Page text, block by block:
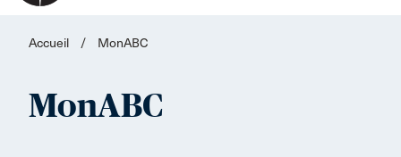
Accueil / MonABC
MonABC